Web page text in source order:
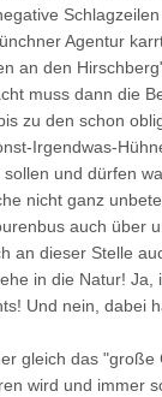
Agentur
an den
muss dann die
zu den schon
Irgendwas-
sollen und dürfen
nicht ganz
auch über
an dieser Stelle
in die Natur! Ja,
Und nein, dabei
gleich das
wird und immer